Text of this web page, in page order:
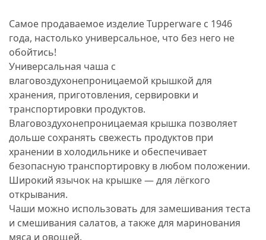
Самое продаваемое изделие Tupperware с 1946
года, настолько универсальное, что без него не
обойтись!
Универсальная чаша с
влаговоздухонепроницаемой крышкой для
хранения, приготовления, сервировки и
транспортировки продуктов.
Влаговоздухонепроницаемая крышка позволяет
дольше сохранять свежесть продуктов при
хранении в холодильнике и обеспечивает
безопасную транспортировку в любом положении.
Широкий язычок на крышке — для лёгкого
открывания.
Чаши можно использовать для замешивания теста
и смешивания салатов, а также для маринования
мяса и овощей.